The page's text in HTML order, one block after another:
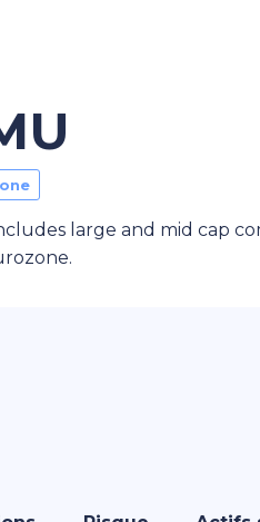
large and mid cap